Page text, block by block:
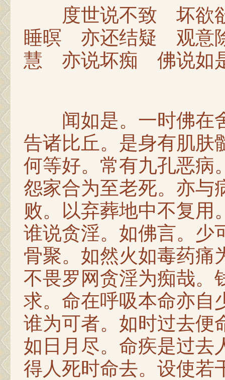
度世说不致 坏欲
睡暝 亦还结疑 观意
慧 亦说坏痴 佛说如
闻如是。一时佛在
告诸比丘。是身有肌肤
何等好。常有九孔恶病
怨家合为至老死。亦与
败。以弃葬地中不复用
谁说贪淫。如佛言。少
骨聚。如然火如毒药痛
不畏罗网贪淫为痴哉。
求。命在呼吸本命亦自
谁为可者。如时过去便
如日月尽。命疾是过去
得人死时命去。设使若